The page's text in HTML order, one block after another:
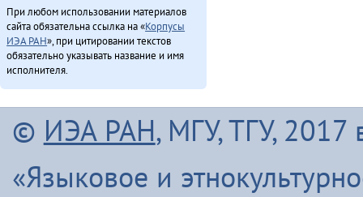
Хаварук ООО «Традиционнай Северӈи булталин» [2] (2013)
Хо̄ бэе (2011)
Хулакӣ тадук ама̄ка̄ (2011)
Хэвэкӣнӯн ӈинакин тадук Ха̄ргӣ (2011)
Хэгдыл, эӈэсил, савкал илэл [1] (2013)
Чинанайкун – эвэнки тэкэнын (1988)
При любом использовании материалов
сайта обязательна ссылка на «Корпусы
ИЭА РАН», при цитировании текстов
обязательно указывать название и имя
исполнителя.
© ИЭА РАН, МГУ, ТГУ, 2017
«Языковое и